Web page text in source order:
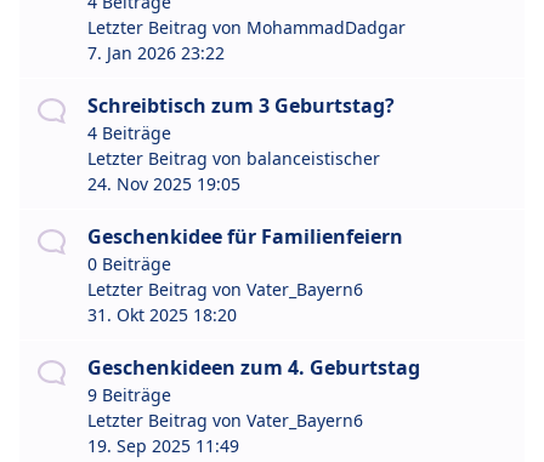
Letzter Beitrag von MohammadDadgar
7. Jan 2026 23:22
Schreibtisch zum 3 Geburtstag?
4 Beiträge
Letzter Beitrag von balanceistischer
24. Nov 2025 19:05
Geschenkidee für Familienfeiern
0 Beiträge
Letzter Beitrag von Vater_Bayern6
31. Okt 2025 18:20
Geschenkideen zum 4. Geburtstag
9 Beiträge
Letzter Beitrag von Vater_Bayern6
19. Sep 2025 11:49